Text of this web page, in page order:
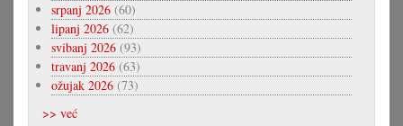
srpanj 2026 (60)
lipanj 2026 (62)
svibanj 2026 (93)
travanj 2026 (63)
ožujak 2026 (73)
>> već